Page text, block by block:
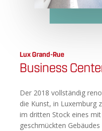
Lux Grand-Rue
Business
Der 2018 vollständig
die Kunst, in Luxemburg
im dritten Stock eines
geschmückten